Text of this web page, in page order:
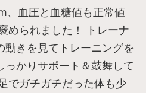
血圧と血糖値も正常値
められました！ トレーナ
動きを見てトレーニングを
っかりサポート＆鼓舞して
でガチガチだった体も少